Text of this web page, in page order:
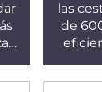
las
de